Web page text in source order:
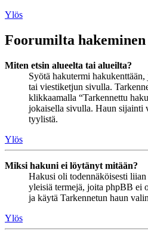
Ylös
Foorumilta hakeminen
Miten etsin alueelta tai alueilta?
Syötä hakutermi
tai viestiketjun sivulla.
klikkaamalla “Tarkennettu
jokaisella sivulla. Haun sijainti
tyylistä.
Ylös
Miksi hakuni ei löytänyt mitään?
Hakusi oli todennäköisesti liian
yleisiä termejä, joita phpBB ei
ja käytä Tarkennetun haun
Ylös